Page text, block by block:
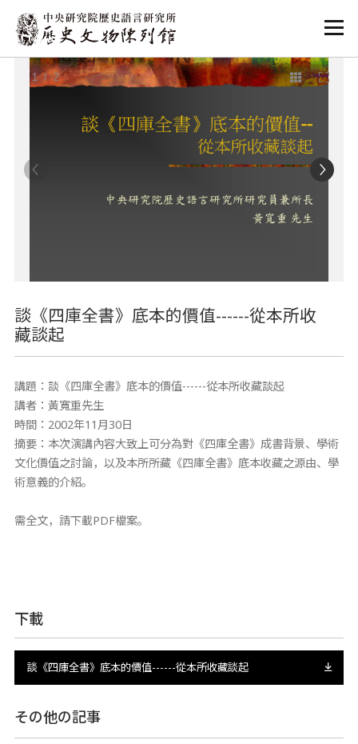
:::
:::
1/ 2
談《四庫全書》底本的價值------從本所收
藏談起
講題：談《四庫全書》底本的價值------從本所收藏談起
講者：黃寬重先生
時間：2002年11月30日
摘要：本次演講內容大致上可分為對《四庫全書》成書背景、學術
文化價值之討論，以及本所所藏《四庫全書》底本收藏之源由、學
術意義的介紹。
需全文，請下載PDF檔案。
下載
談《四庫全書》底本的價值------從本所收藏談起
その他の記事